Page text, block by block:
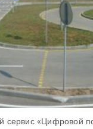
сервис «Цифровой